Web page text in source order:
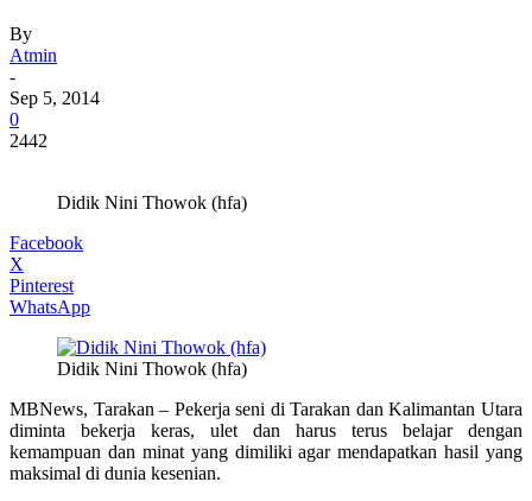
By
Atmin
-
Sep 5, 2014
0
2442
Didik Nini Thowok (hfa)
Facebook
X
Pinterest
WhatsApp
Didik Nini Thowok (hfa)
MBNews, Tarakan – Pekerja seni di Tarakan dan Kalimantan Utara
diminta bekerja keras, ulet dan harus terus belajar dengan
kemampuan dan minat yang dimiliki agar mendapatkan hasil yang
maksimal di dunia kesenian.